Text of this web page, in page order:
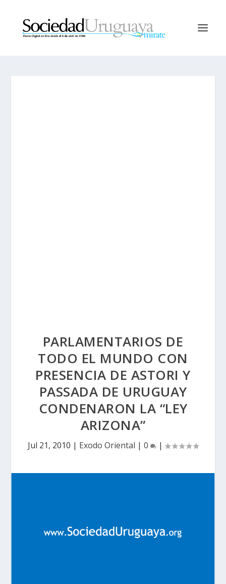
PARLAMENTARIOS DE
TODO EL MUNDO CON
PRESENCIA DE ASTORI Y
PASSADA DE URUGUAY
CONDENARON LA “LEY
ARIZONA”
Jul 21, 2010 | Exodo Oriental | 0 |